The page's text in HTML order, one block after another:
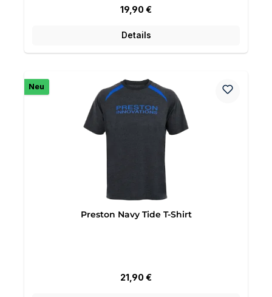
Regulärer Preis:
19,90 €
Details
Neu
Preston Navy Tide T-Shirt
Regulärer Preis:
21,90 €